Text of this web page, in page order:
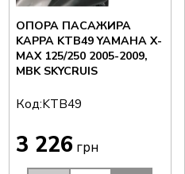
ОПОРА ПАСАЖИРА
KAPPA KTB49 YAMAHA X-
MAX 125/250 2005-2009,
MBK SKYCRUIS
Код:KTB49
3 226 грн